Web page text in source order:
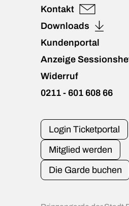
Kontakt
Downloads
Kundenportal
Anzeige
Widerruf
0211 - 601 608 66
Login Ticketportal
Mitglied werden
Die Garde buchen